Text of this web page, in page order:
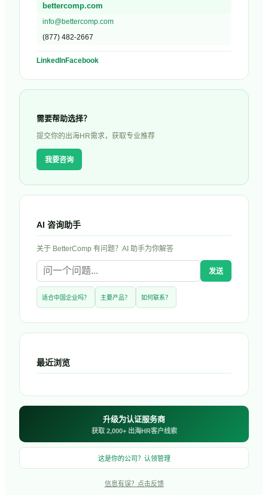
bettercomp.com
info@bettercomp.com
(877) 482-2667
LinkedInFacebook
需要帮助选择？
提交你的出海HR需求，获取专业推荐
我要咨询
AI 咨询助手
关于 BetterComp 有问题？AI 助手为你解答
发送
适合中国企业吗？ 主要产品？ 如何联系？
最近浏览
升级为认证服务商
获取 2,000+ 出海HR客户线索
这是你的公司？认领管理
信息有误？点击反馈